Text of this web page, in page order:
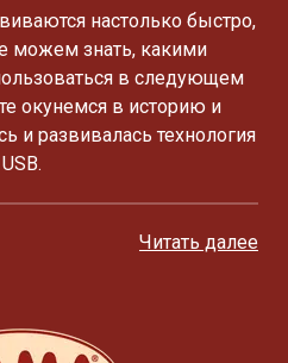
настолько быстро,
можем знать, какими
в следующем
окунемся в историю и
и развивалась технология
USB.
Читать далее